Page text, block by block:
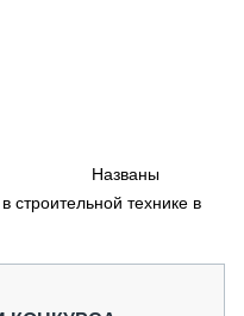
Названы
строительной технике в